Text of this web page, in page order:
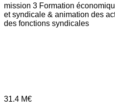
mission 3 Formation
et syndicale & animation des
des fonctions syndicales
31.4 M€